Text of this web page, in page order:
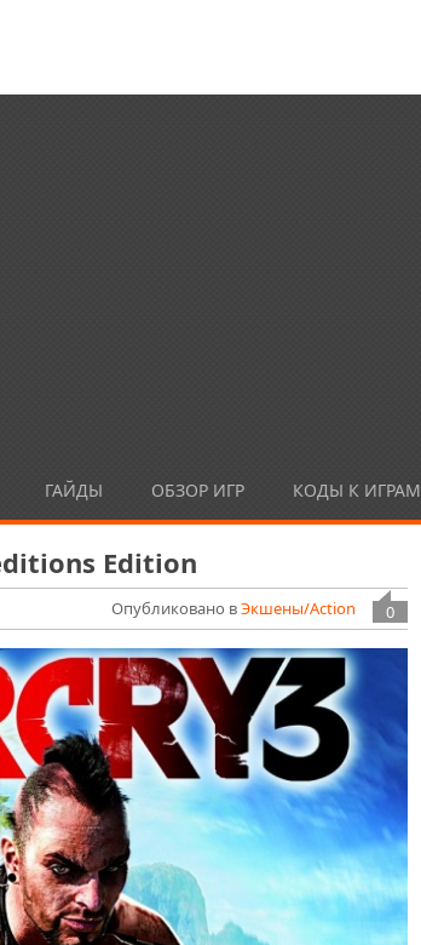
ГАЙДЫ ОБЗОР ИГР КОДЫ К ИГРАМ
Edition
0
Опубликовано вЭкшены/Action